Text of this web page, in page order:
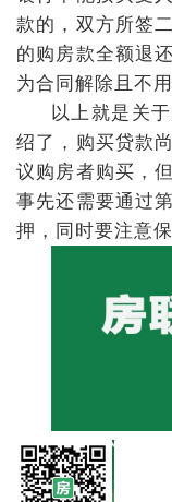
款的，双方所签
的购房款全额退
为合同解除且不
以上就是关
绍了，购买贷款
议购房者购买，
事先还需要通过
押，同时要注意